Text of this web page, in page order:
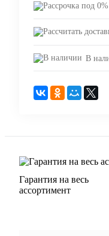
В
Гарантия на весь
ассортимент